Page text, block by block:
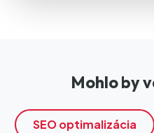
Mohlo by
SEO optimalizácia